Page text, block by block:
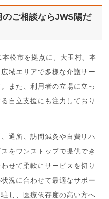
ご相談ならJWS陽だ
松市を拠点に、大玉村、本
域エリアで多様な介護サー
また、利用者の立場に立っ
自立支援にも注力しており
通所、訪問鍼灸や自費リハ
をワンストップで提供でき
せて柔軟にサービスを切り
況に合わせて最適なサポー
し、医療依存度の高い方へ